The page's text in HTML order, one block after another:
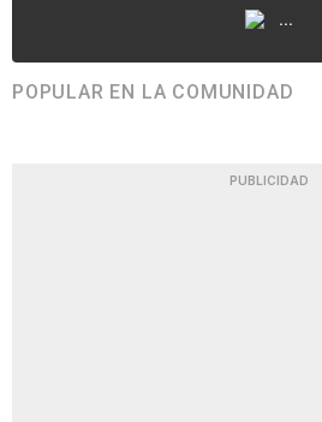
...
POPULAR EN LA COMUNIDAD
PUBLICIDAD